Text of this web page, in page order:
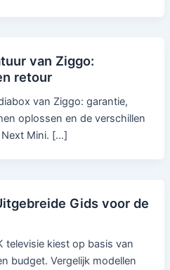
van Ziggo:
retour
van Ziggo: garantie,
oplossen en de verschillen
Mini. […]
Gids voor de
televisie kiest op basis van
budget. Vergelijk modellen